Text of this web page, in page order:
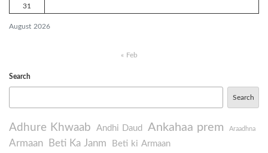
August 2026
31
« Feb
Search
Search
Adhure Khwaab Andhi Daud Ankahaa prem Araadhna
Armaan Beti Ka Janm Beti ki Armaan